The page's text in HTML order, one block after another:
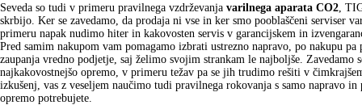
Seveda so tudi v primeru pravilnega vzdrževanja varilnega aparata CO2 ,
skrbijo. Ker se zavedamo, da prodaja ni vse in ker smo pooblaščeni serviser
primeru napak nudimo hiter in kakovosten servis v garancijskem in
Pred samim nakupom vam pomagamo izbrati ustrezno napravo, po nakupu
zaupanja vredno podjetje, saj želimo svojim strankam le najboljše. Zavedamo
najkakovostnejšo opremo, v primeru težav pa se jih trudimo rešiti v
izkušenj, vas z veseljem naučimo tudi pravilnega rokovanja s samo napravo
opremo potrebujete.